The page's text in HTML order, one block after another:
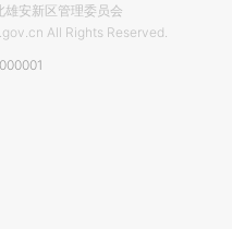
雄安新区管理委员会
All Rights Reserved.